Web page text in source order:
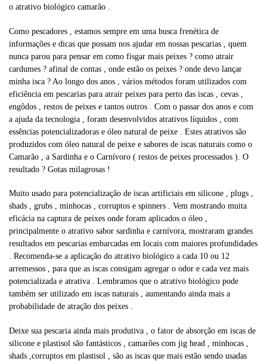
o atrativo biológico camarão .
Como pescadores , estamos sempre em uma busca frenética de
informações e dicas que possam nos ajudar em nossas pescarias , quem
nunca parou para pensar em como fisgar mais peixes ? como atrair
cardumes ? afinal de contas , onde estão os peixes ? onde devo lançar
minha isca ? Ao longo dos anos , vários métodos foram utilizados com
eficiência em pescarias para atrair peixes para perto das iscas , cevas ,
engôdos , restos de peixes e tantos outros . Com o passar dos anos e com
a ajuda da tecnologia , foram desenvolvidos atrativos líquidos , com
essências potencializadoras e óleo natural de peixe . Estes atrativos são
produzidos com óleo natural de peixe e sabores de iscas naturais como o
Camarão , a Sardinha e o Carnívoro ( restos de peixes processados ). O
resultado ? Gotas milagrosas !
Muito usado para potencialização de iscas artificiais em silicone , plugs ,
shads , grubs , minhocas , corruptos e spinners . Vem mostrando muita
eficácia na captura de peixes onde foram aplicados o óleo ,
principalmente o atrativo sabor sardinha e carnívora, mostraram grandes
resultados em pescarias embarcadas em locais com maiores profundidades
. Recomenda-se a aplicação do atrativo biológico a cada 10 ou 12
arremessos , para que as iscas consigam agregar o odor e cada vez mais
potencializada e atrativa . Lembramos que o atrativo biológico pode
também ser utilizado em iscas naturais , aumentando ainda mais a
probabilidade de atração dos peixes .
Deixe sua pescaria ainda mais produtiva , o fator de absorção em iscas de
silicone e plastisol são fantásticos , camarões com jig head , minhocas ,
shads ,corruptos em plastisol , são as iscas que mais estão sendo usadas